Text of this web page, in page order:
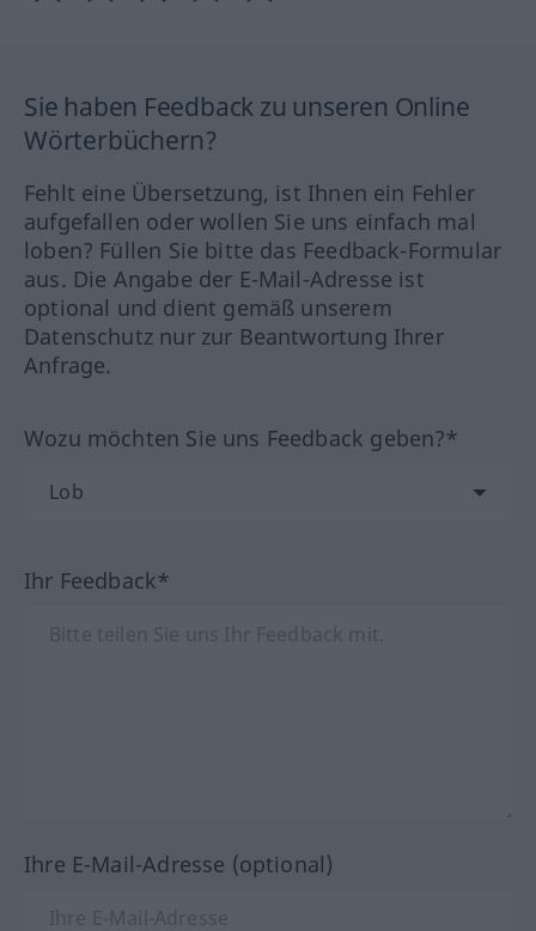
Sie haben Feedback zu unseren Online
Wörterbüchern?
Fehlt eine Übersetzung, ist Ihnen ein Fehler
aufgefallen oder wollen Sie uns einfach mal
loben? Füllen Sie bitte das Feedback-Formular
aus. Die Angabe der E-Mail-Adresse ist
optional und dient gemäß unserem
Datenschutz nur zur Beantwortung Ihrer
Anfrage.
Wozu möchten Sie uns Feedback geben?*
Ihr Feedback*
Ihre E-Mail-Adresse (optional)